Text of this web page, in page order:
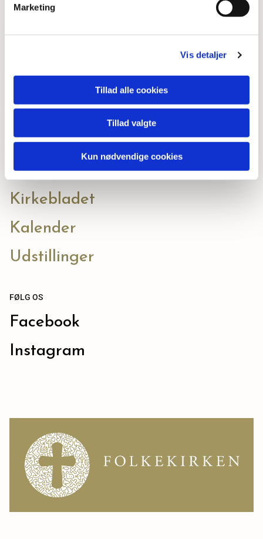
Marketing
Vis detaljer
Tillad alle cookies
Tillad valgte
Kun nødvendige cookies
Send sikker mail til kirkekontoret
Mandag - fredag kl. 9:00 - 13:30.
Kontakt og information
Livets begivenheder
Kirkebladet
Kalender
Udstillinger
FØLG OS
Facebook
Instagram